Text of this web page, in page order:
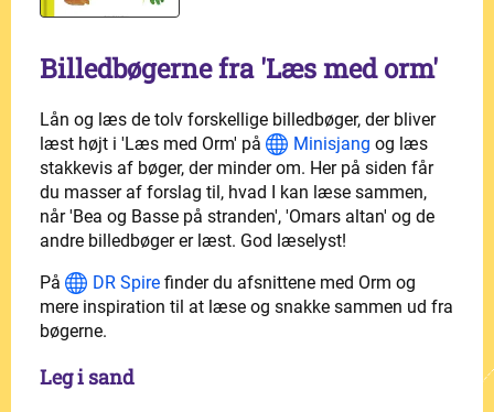
Billedbøgerne fra 'Læs med orm'
Lån og læs de tolv forskellige billedbøger, der bliver
læst højt i 'Læs med Orm' på
Minisjang og læs
stakkevis af bøger, der minder om. Her på siden får
du masser af forslag til, hvad I kan læse sammen,
når 'Bea og Basse på stranden', 'Omars altan' og de
andre billedbøger er læst. God læselyst!
På
DR Spirefinder du afsnittene med Orm og
mere inspiration til at læse og snakke sammen ud fra
bøgerne.
Leg i sand